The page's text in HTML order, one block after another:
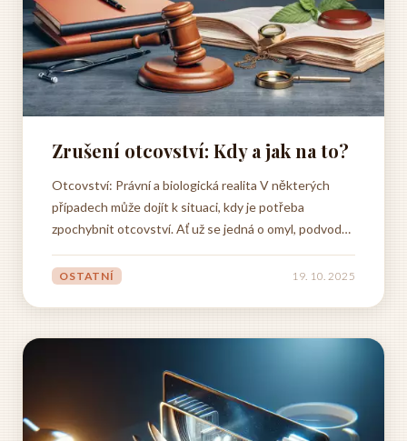
Zrušení otcovství: Kdy a jak na to?
Otcovství: Právní a biologická realita V některých
případech může dojít k situaci, kdy je potřeba
zpochybnit otcovství. Ať už se jedná o omyl, podvod
nabízí cesty, jak zrušit otcovství a dosáhnout tak
OSTATNÍ 19. 10. 2025